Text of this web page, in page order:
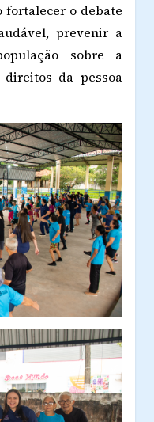
fortalecer o debate
prevenir a
sobre a
da pessoa